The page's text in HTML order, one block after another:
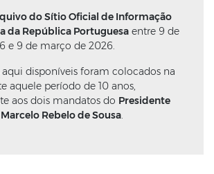
do Sítio Oficial de Informação
da República Portuguesa entre 9 de
e 9 de março de 2026.
disponíveis foram colocados na
aquele período de 10 anos,
aos dois mandatos do Presidente
Rebelo de Sousa.